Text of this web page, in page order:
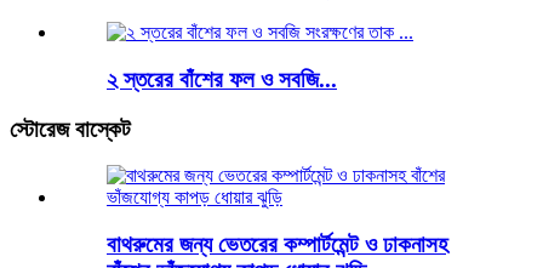
২ স্তরের বাঁশের ফল ও সবজি...
স্টোরেজ বাস্কেট
বাথরুমের জন্য ভেতরের কম্পার্টমেন্ট ও ঢাকনাসহ